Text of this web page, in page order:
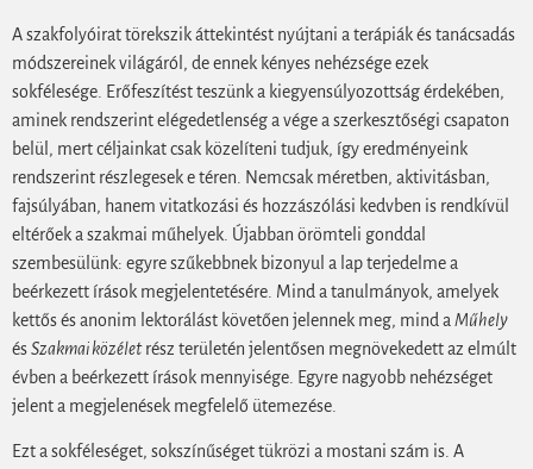
A szakfolyóirat törekszik áttekintést nyújtani a terápiák és tanácsadás
módszereinek világáról, de ennek kényes nehézsége ezek
sokfélesége. Erőfeszítést teszünk a kiegyensúlyozottság érdekében,
aminek rendszerint elégedetlenség a vége a szerkesztőségi csapaton
belül, mert céljainkat csak közelíteni tudjuk, így eredményeink
rendszerint részlegesek e téren. Nemcsak méretben, aktivitásban,
fajsúlyában, hanem vitatkozási és hozzászólási kedvben is rendkívül
eltérőek a szakmai műhelyek. Újabban örömteli gonddal
szembesülünk: egyre szűkebbnek bizonyul a lap terjedelme a
beérkezett írások megjelentetésére. Mind a tanulmányok, amelyek
kettős és anonim lektorálást követően jelennek meg, mind a Műhely
ésSzakmai közéletrész területén jelentősen megnövekedett az elmúlt
évben a beérkezett írások mennyisége. Egyre nagyobb nehézséget
jelent a megjelenések megfelelő ütemezése.
Ezt a sokféleséget, sokszínűséget tükrözi a mostani szám is. A